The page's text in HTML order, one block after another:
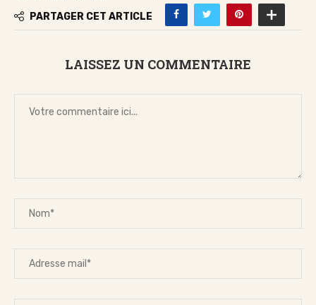
PARTAGER CET ARTICLE
LAISSEZ UN COMMENTAIRE